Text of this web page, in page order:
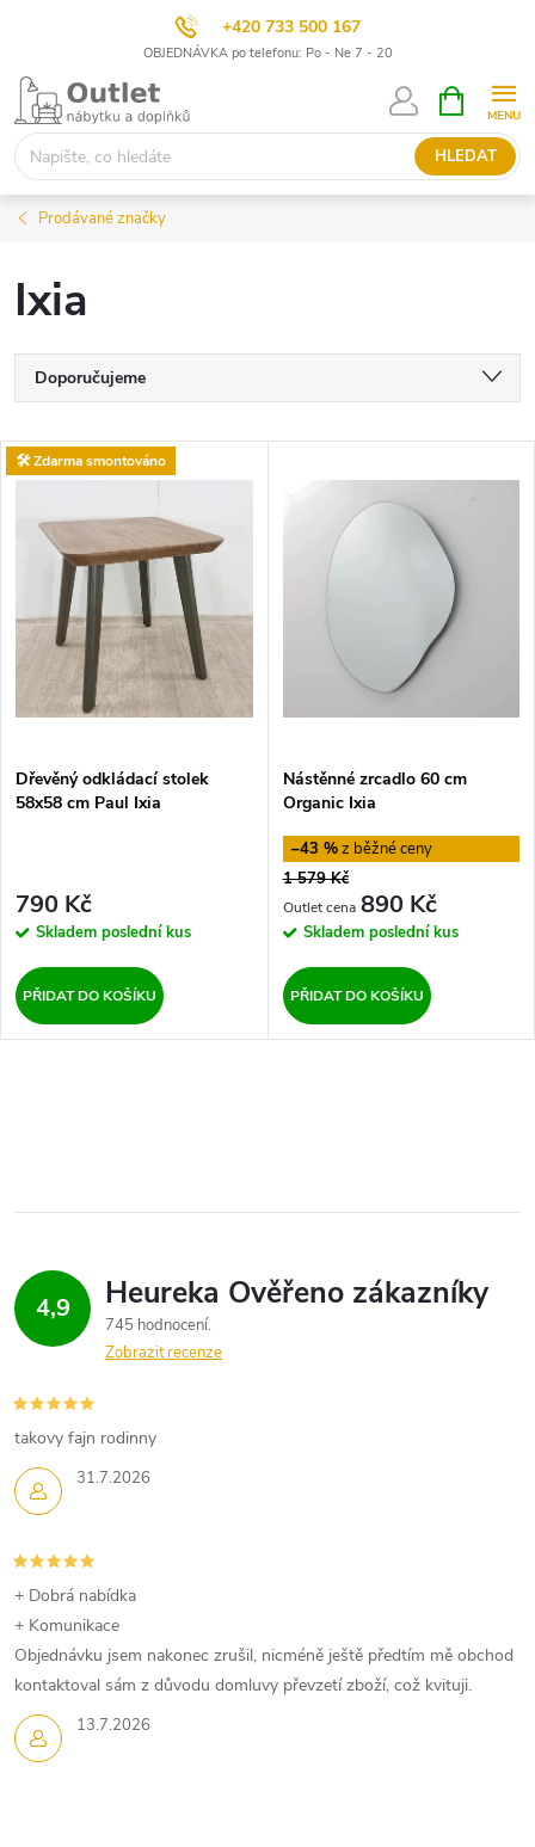
+420 733 500 167
OBJEDNÁVKA po telefonu: Po - Ne 7 - 20
Přejít
obsah
HLEDAT
NÁKUPNÍ
KOŠÍK
Prodávané značky
Ixia
Ř
a
z
n
r
d
u
k
Doporučujeme
Nejdražší
Nejprodávanější
Abecedně
V
i
s
p
r
o
d
u
🛠️ Zdarma smontováno
Dřevěný odkládací stolek
58x58 cm Paul Ixia
790 Kč
Skladem poslední kus
PŘIDAT DO KOŠÍKU
Nástěnné zrcadlo 60 cm
Organic Ixia
–43 %
1 579 Kč
890 Kč
Skladem poslední kus
PŘIDAT DO KOŠÍKU
l
d
a
c
í
p
v
k
y
v
ý
4,9
745 hodnocení
Zobrazit recenze
31.7.2026
takovy fajn rodinny
13.7.2026
+ Dobrá nabídka
+ Komunikace
Objednávku jsem nakonec zrušil, nicméně ještě předtím mě obchod
kontaktoval sám z důvodu domluvy převzetí zboží, což kvituji.